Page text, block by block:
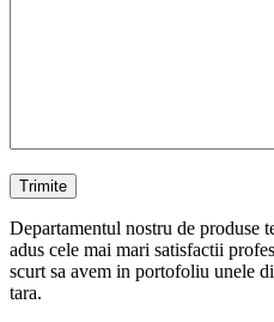
Departamentul nostru de produse
adus cele mai mari satisfactii
scurt sa avem in portofoliu unele
tara.